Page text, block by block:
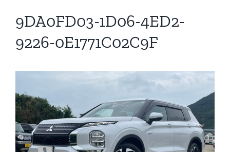
9DA0FD03-1D06-4ED2-
9226-0E1771C02C9F